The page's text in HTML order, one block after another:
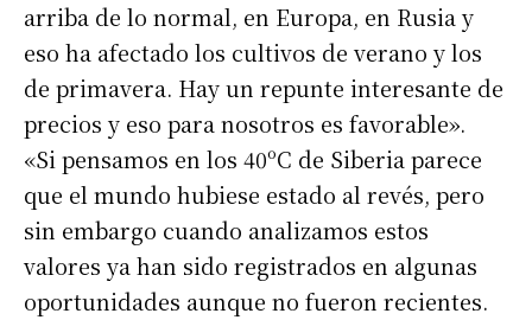
arriba de lo normal, en Europa, en Rusia y
eso ha afectado los cultivos de verano y los
de primavera. Hay un repunte interesante de
precios y eso para nosotros es favorable».
«Si pensamos en los 40ºC de Siberia parece
que el mundo hubiese estado al revés, pero
sin embargo cuando analizamos estos
valores ya han sido registrados en algunas
oportunidades aunque no fueron recientes.